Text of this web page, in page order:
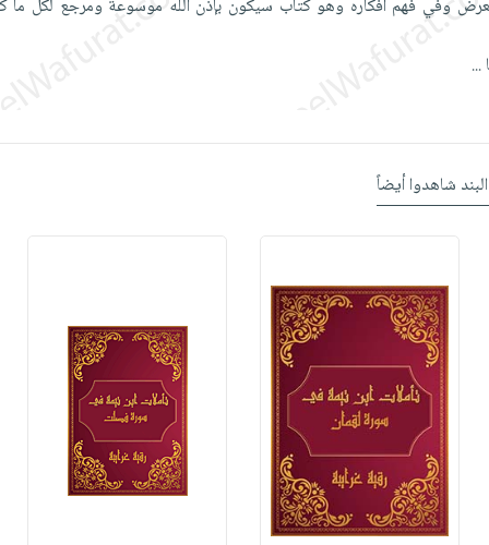
وفي فهم أفكاره وهو كتاب سيكون بإذن الله موسوعة ومرجع لكل ما
...
شاهدوا أيضاً